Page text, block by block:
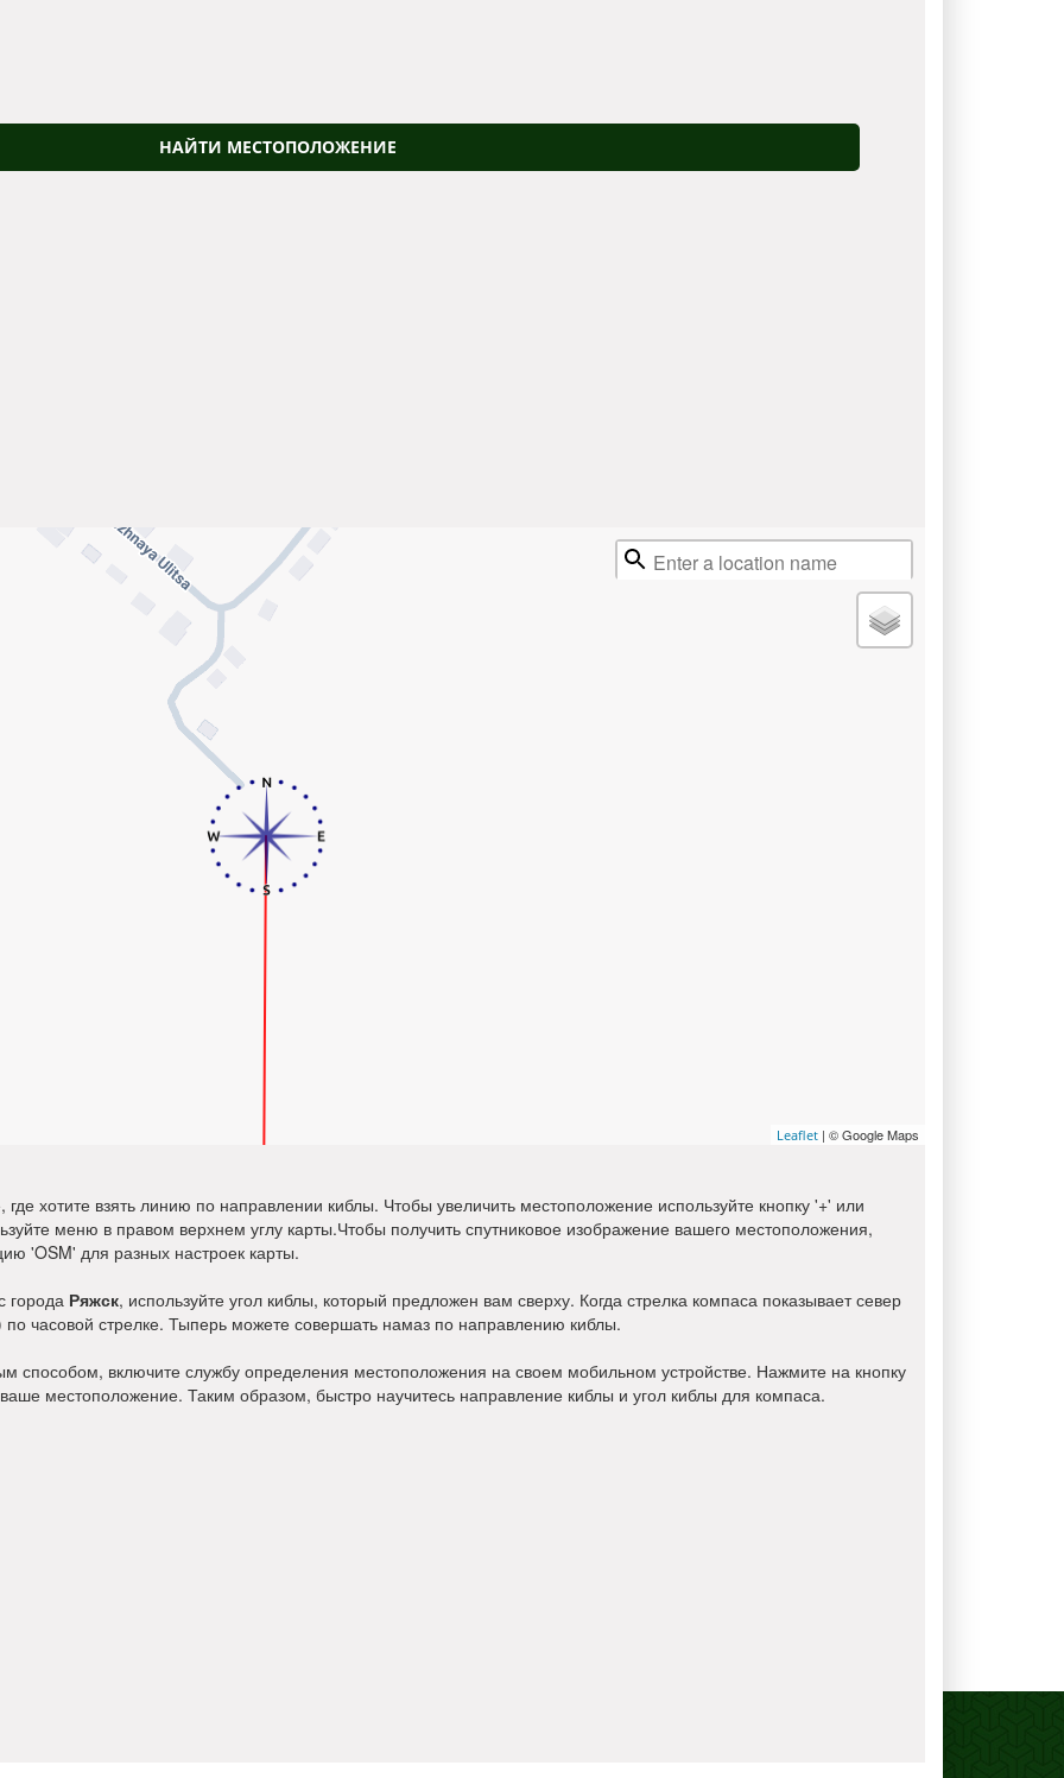
НАЙТИ МЕСТОПОЛОЖЕНИЕ
Leaflet | © Google Maps
хотите взять линию по направлении киблы. Чтобы увеличить местоположение используйте кнопку '+' или
меню в правом верхнем углу карты.Чтобы получить спутниковое изображение вашего местоположения,
'OSM' для разных настроек карты.
города Ряжск, используйте угол киблы, который предложен вам сверху. Когда стрелка компаса показывает север
часовой стрелке. Тыперь можете совершать намаз по направлению киблы.
способом, включите службу определения местоположения на своем мобильном устройстве. Нажмите на кнопку
местоположение. Таким образом, быстро научитесь направление киблы и угол киблы для компаса.